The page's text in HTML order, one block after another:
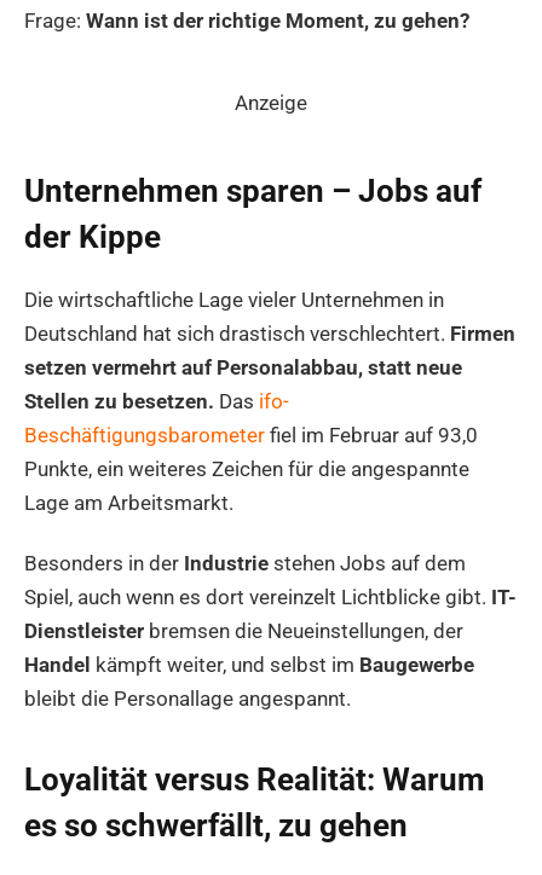
Frage: Wann ist der richtige Moment, zu gehen?
Anzeige
Unternehmen sparen – Jobs auf
der Kippe
Die wirtschaftliche Lage vieler Unternehmen in
Deutschland hat sich drastisch verschlechtert. Firmen
setzen vermehrt auf Personalabbau, statt neue
Stellen zu besetzen. Das ifo-
Beschäftigungsbarometer fiel im Februar auf 93,0
Punkte, ein weiteres Zeichen für die angespannte
Lage am Arbeitsmarkt.
Besonders in der Industrie stehen Jobs auf dem
Spiel, auch wenn es dort vereinzelt Lichtblicke gibt. IT-
Dienstleister bremsen die Neueinstellungen, der
Handel kämpft weiter, und selbst im Baugewerbe
bleibt die Personallage angespannt.
Loyalität versus Realität: Warum
es so schwerfällt, zu gehen